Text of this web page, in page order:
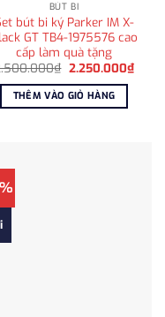
BÚT BI
bút bi ký Parker IM X-
GT TB4-1975576 cao
cấp làm quà tặng
₫ Giá
là:
2.500.000₫.
2.250.000₫Giá
THÊM VÀO GIỎ HÀNG